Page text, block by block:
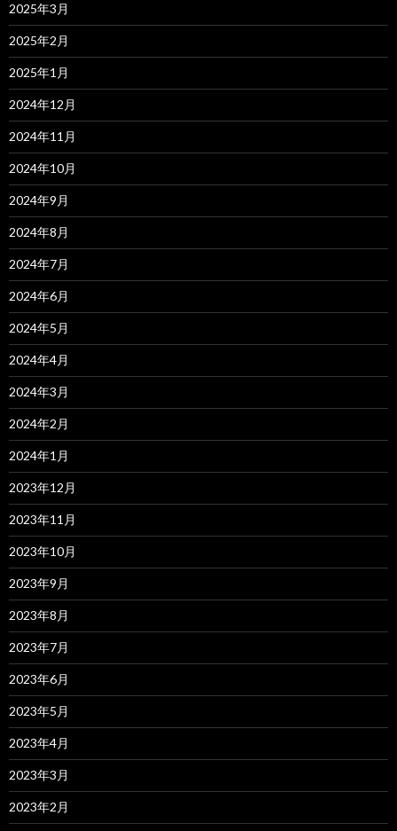
2025年3月
2025年2月
2025年1月
2024年12月
2024年11月
2024年10月
2024年9月
2024年8月
2024年7月
2024年6月
2024年5月
2024年4月
2024年3月
2024年2月
2024年1月
2023年12月
2023年11月
2023年10月
2023年9月
2023年8月
2023年7月
2023年6月
2023年5月
2023年4月
2023年3月
2023年2月